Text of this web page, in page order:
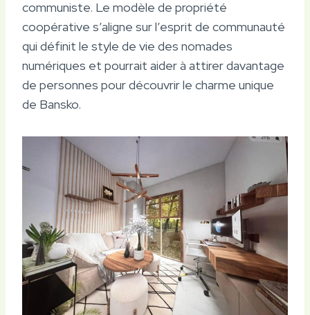
communiste. Le modèle de propriété
coopérative s’aligne sur l’esprit de communauté
qui définit le style de vie des nomades
numériques et pourrait aider à attirer davantage
de personnes pour découvrir le charme unique
de Bansko.